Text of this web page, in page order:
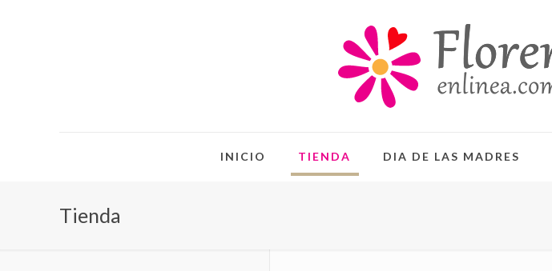
INICIO TIENDA DIA DE LAS MADRES
Tienda